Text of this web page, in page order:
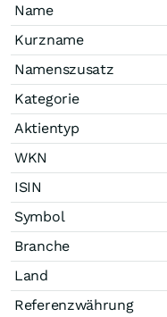
Name
Kurzname
Namenszusatz
Kategorie
Aktientyp
WKN
ISIN
Symbol
Branche
Land
Referenzwährung